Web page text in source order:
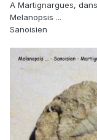
A Martignargues,
Melanopsis ...
Sanoisien